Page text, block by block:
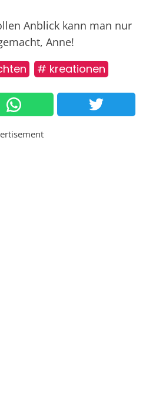
Anblick kann man nur
Anne!
# kreationen